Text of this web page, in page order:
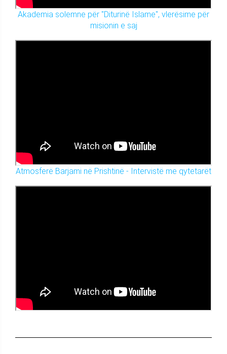
Akademia solemne për "Diturinë Islame", vlerësime për
misionin e saj
Atmosferë Barjami në Prishtinë - Intervistë me qytetarët